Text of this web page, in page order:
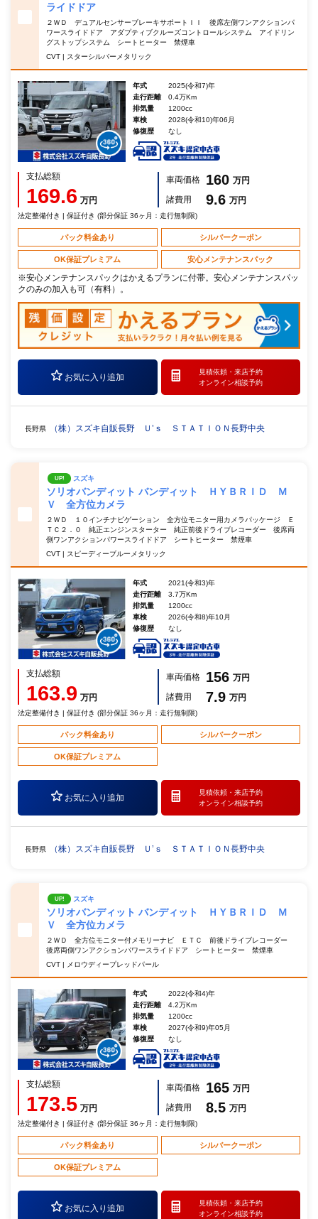
ライドドア
２ＷＤ デュアルセンサーブレーキサポートＩＩ 後席左側ワンアクションパ
ワースライドドア アダプティブクルーズコントロールシステム アイドリン
グストップシステム シートヒーター 禁煙車
CVT | スターシルバーメタリック
年式
2025(令和7)年
走行距離
0.4万Km
排気量
1200cc
車検
2028(令和10)年06月
修復歴
なし
支払総額
169.6 万円
車両価格 160 万円
諸費用
9.6 万円
法定整備付き | 保証付き (部分保証 36ヶ月：走行無制限)
パック料金あり シルバークーポン
OK保証プレミアム 安心メンテナンスパック
※安心メンテナンスパックはかえるプランに付帯。安心メンテナンスパッ
クのみの加入も可（有料）。
お気に入り追加
見積依頼・ 来店予約
オンライン相談予約
長野県 （株）スズキ自販長野 Ｕ’ｓ ＳＴＡＴＩＯＮ長野中央
UP! スズキ
ソリオバンディット バンディット ＨＹＢＲＩＤ Ｍ
Ｖ 全方位カメラ
２ＷＤ １０インチナビゲーション 全方位モニター用カメラパッケージ Ｅ
ＴＣ２．０ 純正エンジンスターター 純正前後ドライブレコーダー 後席両
側ワンアクションパワースライドドア シートヒーター 禁煙車
CVT | スピーディーブルーメタリック
年式
2021(令和3)年
走行距離
3.7万Km
排気量
1200cc
車検
2026(令和8)年10月
修復歴
なし
支払総額
163.9 万円
車両価格 156 万円
諸費用
7.9 万円
法定整備付き | 保証付き (部分保証 36ヶ月：走行無制限)
パック料金あり シルバークーポン
OK保証プレミアム
お気に入り追加
見積依頼・ 来店予約
オンライン相談予約
長野県 （株）スズキ自販長野 Ｕ’ｓ ＳＴＡＴＩＯＮ長野中央
UP! スズキ
ソリオバンディット バンディット ＨＹＢＲＩＤ Ｍ
Ｖ 全方位カメラ
２ＷＤ 全方位モニター付メモリーナビ ＥＴＣ 前後ドライブレコーダー
後席両側ワンアクションパワースライドドア シートヒーター 禁煙車
CVT | メロウディープレッドパール
年式
2022(令和4)年
走行距離
4.2万Km
排気量
1200cc
車検
2027(令和9)年05月
修復歴
なし
支払総額
173.5 万円
車両価格 165 万円
諸費用
8.5 万円
法定整備付き | 保証付き (部分保証 36ヶ月：走行無制限)
パック料金あり シルバークーポン
OK保証プレミアム
お気に入り追加
見積依頼・ 来店予約
オンライン相談予約